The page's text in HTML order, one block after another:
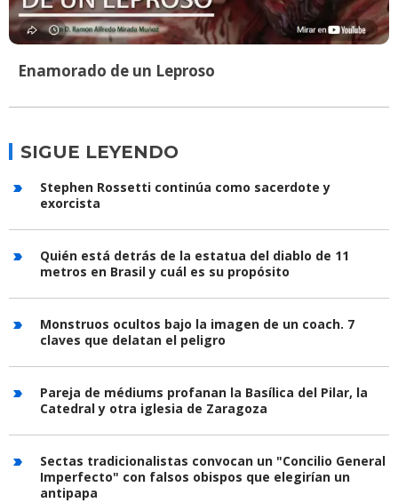
Enamorado de un Leproso
SIGUE LEYENDO
Stephen Rossetti continúa como sacerdote y
exorcista
Quién está detrás de la estatua del diablo de 11
metros en Brasil y cuál es su propósito
Monstruos ocultos bajo la imagen de un coach. 7
claves que delatan el peligro
Pareja de médiums profanan la Basílica del Pilar, la
Catedral y otra iglesia de Zaragoza
Sectas tradicionalistas convocan un "Concilio General
Imperfecto" con falsos obispos que elegirían un
antipapa